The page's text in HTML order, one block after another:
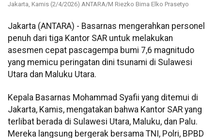
Jakarta, Kamis (2/4/2026) ANTARA/M Riezko Bima Elko Prasetyo
Jakarta (ANTARA) - Basarnas mengerahkan personel
penuh dari tiga Kantor SAR untuk melakukan
asesmen cepat pascagempa bumi 7,6 magnitudo
yang memicu peringatan dini tsunami di Sulawesi
Utara dan Maluku Utara.
Kepala Basarnas Mohammad Syafii yang ditemui di
Jakarta, Kamis, mengatakan bahwa Kantor SAR yang
terlibat berada di Sulawesi Utara, Maluku, dan Palu.
Mereka langsung bergerak bersama TNI, Polri, BPBD